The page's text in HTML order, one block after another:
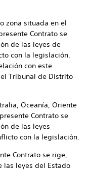
zona situada en el
Contrato se
de las leyes de
con la legislación.
con este
Tribunal de Distrito
Oceanía, Oriente
Contrato se
de las leyes
con la legislación.
Contrato se rige,
las leyes del Estado